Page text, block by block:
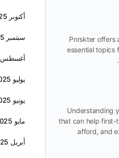
Pnrskter offers
essential topics
Understanding
that can help first-
afford, and
أكتوبر 2025
سبتمبر 2025
أغسطس 2025
يوليو 2025
يونيو 2025
مايو 2025
أبريل 2025